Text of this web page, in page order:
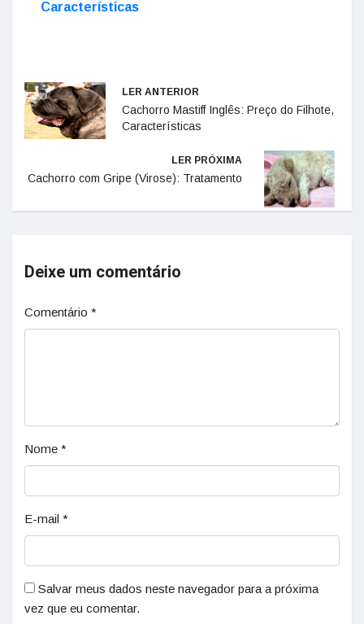
Características
LER ANTERIOR
Cachorro Mastiff Inglês: Preço do Filhote,
Características
LER PRÓXIMA
Cachorro com Gripe (Virose): Tratamento
Deixe um comentário
Comentário *
Nome *
E-mail *
Salvar meus dados neste navegador para a próxima
vez que eu comentar.